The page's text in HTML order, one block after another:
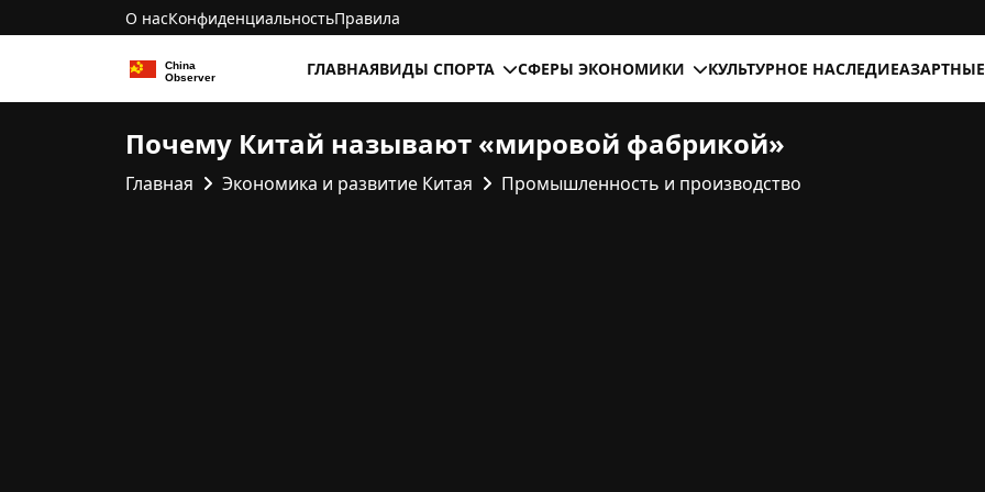
О насКонфиденциальностьПравила
ГЛАВНАЯВИДЫ СПОРТА СФЕРЫ ЭКОНОМИКИ КУЛЬТУРНОЕ НАСЛЕДИЕ
Почему Китай называют «мировой фабрикой»
Главная Экономика и развитие Китая Промышленность и производство